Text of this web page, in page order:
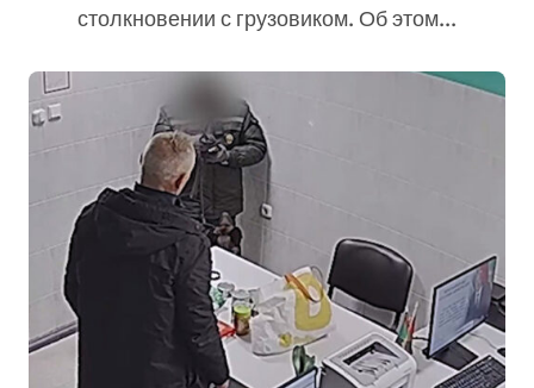
столкновении с грузовиком. Об этом...